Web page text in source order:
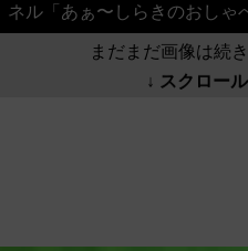
ネル「あぁ〜しらきのおしゃ
まだまだ画像は続
↓ スクロー